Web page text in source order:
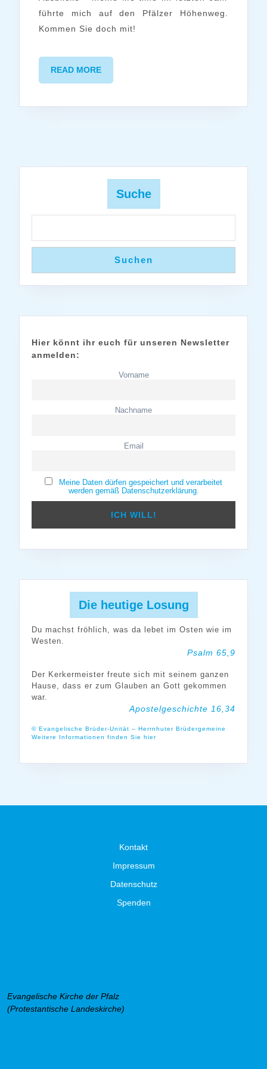
führte mich auf den Pfälzer Höhenweg.
Kommen Sie doch mit!
READ MOREREAD
MORE
Suche
Suchen
Hier könnt ihr euch für unseren Newsletter
anmelden:
Vorname
Nachname
Email
Meine Daten dürfen gespeichert und verarbeitet
werden gemäß Datenschutzerklärung.
Die heutige Losung
Du machst fröhlich, was da lebet im Osten wie im
Westen.
Psalm 65,9
Der Kerkermeister freute sich mit seinem ganzen
Hause, dass er zum Glauben an Gott gekommen
war.
Apostelgeschichte 16,34
© Evangelische Brüder-Unität – Herrnhuter Brüdergemeine
Weitere Informationen finden Sie hier
Kontakt
Impressum
Datenschutz
Spenden
Evangelische Kirche der Pfalz
(Protestantische Landeskirche)